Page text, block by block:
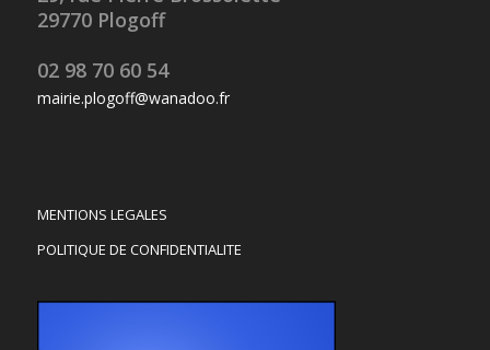
29770 Plogoff
02 98 70 60 54
mairie.plogoff@wanadoo.fr
MENTIONS LEGALES
POLITIQUE DE CONFIDENTIALITE